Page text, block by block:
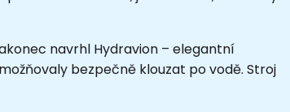
navrhl Hydravion – elegantní
bezpečně klouzat po vodě. Stroj